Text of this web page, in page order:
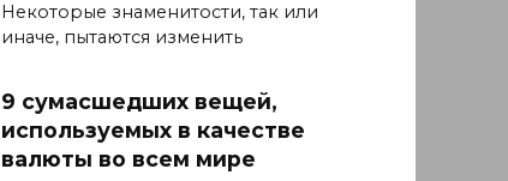
Некоторые знаменитости, так или
иначе, пытаются изменить
9 сумасшедших вещей,
используемых в качестве
валюты во всем мире